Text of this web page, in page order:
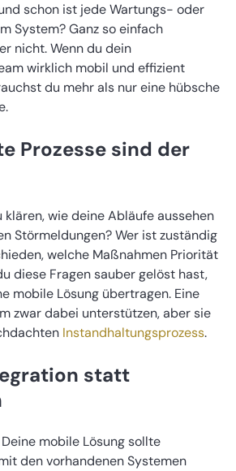
schon ist jede Wartungs- oder
System? Ganz so einfach
nicht. Wenn du dein
wirklich mobil und effizient
du mehr als nur eine hübsche
Prozesse sind der
wie deine Abläufe aussehen
Störmeldungen? Wer ist zuständig
welche Maßnahmen Priorität
diese Fragen sauber gelöst hast,
mobile Lösung übertragen. Eine
zwar dabei unterstützen, aber sie
Instandhaltungsprozess.
statt
mobile Lösung sollte
den vorhandenen Systemen